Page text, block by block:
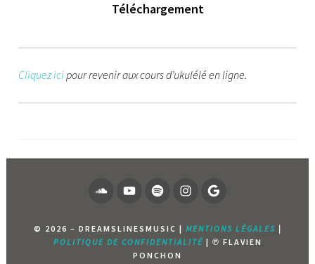
Téléchargement
Cliquez icipour revenir aux cours d’ukulélé en ligne.
SOUNDCLOUD
YOUTUBE
SPOTIFYINSTAGRAM
PAGE
GOOGLE
© 2026 – DREAMSLINESMUSIC | MENTIONS LÉGALES |
POLITIQUE DE CONFIDENTIALITÉ | ℗ FLAVIEN
PONCHON